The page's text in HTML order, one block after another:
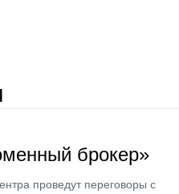
брокер»
проведут переговоры с